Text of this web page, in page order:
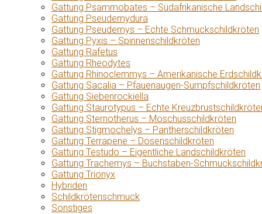
Gattung Psammobates – Südafrikanische
Gattung Pseudemydura
Gattung Pseudemys – Echte Schmuckschildkröten
Gattung Pyxis – Spinnenschildkröten
Gattung Rafetus
Gattung Rheodytes
Gattung Rhinoclemmys – Amerikanische
Gattung Sacalia – Pfauenaugen-Sumpfschildkröten
Gattung Siebenrockiella
Gattung Staurotypus – Echte
Gattung Sternotherus – Moschusschildkröten
Gattung Stigmochelys – Pantherschildkröten
Gattung Terrapene – Dosenschildkröten
Gattung Testudo – Eigentliche Landschildkröten
Gattung Trachemys – Buchstaben-
Gattung Trionyx
Hybriden
Schildkrötenschmuck
Sonstiges